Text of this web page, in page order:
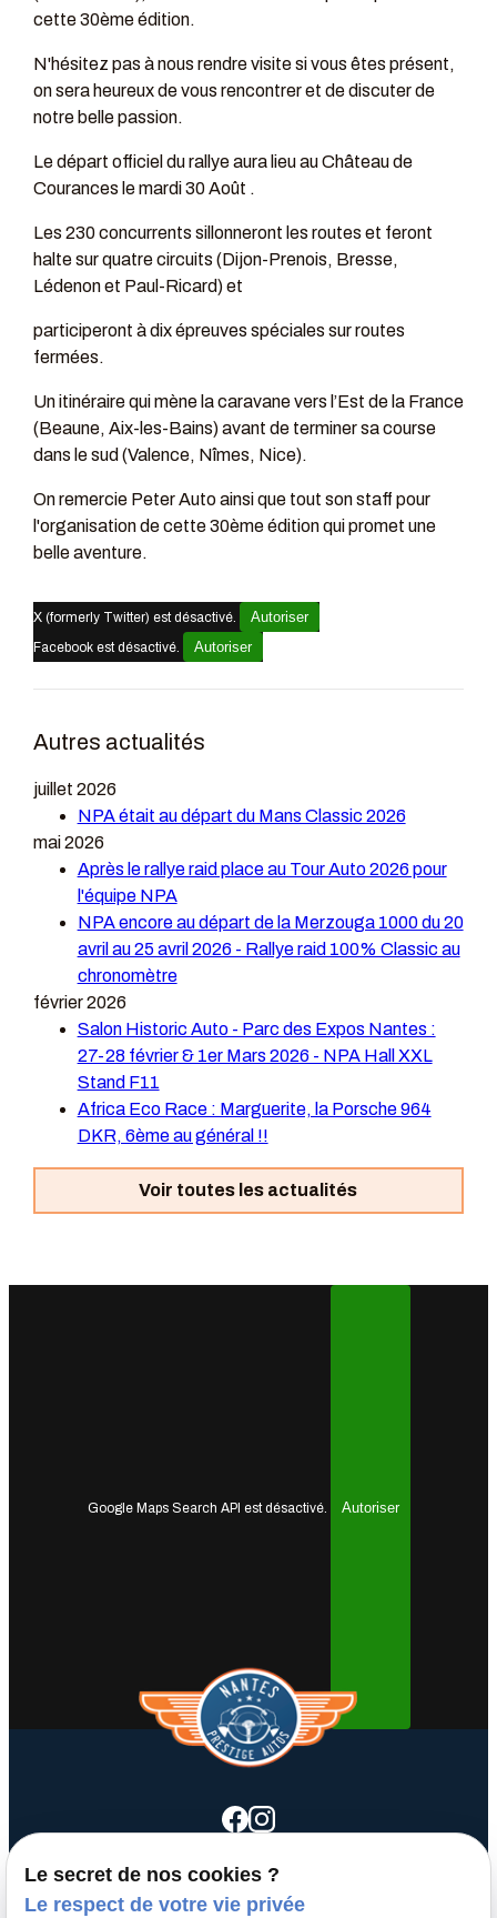
cette 30ème édition.
N'hésitez pas à nous rendre visite si vous êtes présent,
on sera heureux de vous rencontrer et de discuter de
notre belle passion.
Le départ officiel du rallye aura lieu au Château de
Courances le mardi 30 Août .
Les 230 concurrents sillonneront les routes et feront
halte sur quatre circuits (Dijon-Prenois, Bresse,
Lédenon et Paul-Ricard) et
participeront à dix épreuves spéciales sur routes
fermées.
Un itinéraire qui mène la caravane vers l’Est de la France
(Beaune, Aix-les-Bains) avant de terminer sa course
dans le sud (Valence, Nîmes, Nice).
On remercie Peter Auto ainsi que tout son staff pour
l'organisation de cette 30ème édition qui promet une
belle aventure.
X (formerly Twitter) est désactivé. Autoriser
Facebook est désactivé. Autoriser
Autres actualités
juillet 2026
NPA était au départ du Mans Classic 2026
mai 2026
Après le rallye raid place au Tour Auto 2026 pour
l'équipe NPA
NPA encore au départ de la Merzouga 1000 du 20
avril au 25 avril 2026 - Rallye raid 100% Classic au
chronomètre
février 2026
Salon Historic Auto - Parc des Expos Nantes :
27-28 février & 1er Mars 2026 - NPA Hall XXL
Stand F11
Africa Eco Race : Marguerite, la Porsche 964
DKR, 6ème au général !!
Voir toutes les actualités
Google Maps Search API est désactivé. Autoriser
call 02 40 50 64 08
Le secret de nos cookies ?
Le respect de votre vie privée